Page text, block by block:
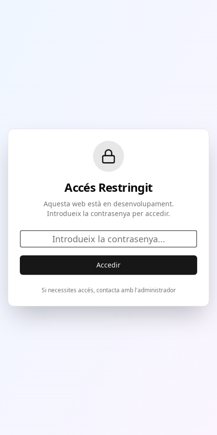
Accés Restringit
Aquesta web està en desenvolupament.
Introdueix la contrasenya per accedir.
Accedir
Si necessites accés, contacta amb l'administrador